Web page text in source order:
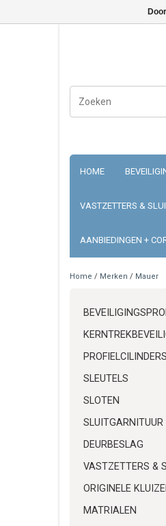
HOME
VASTZETTERS &
AANBIEDINGEN +
Home / Merken / Mauer
PROFIELCILINDERS
SLEUTELS
SLOTEN
SLUITGARNITUUR
DEURBESLAG
VASTZETTERS &
ORIGINELE
MATRIALEN